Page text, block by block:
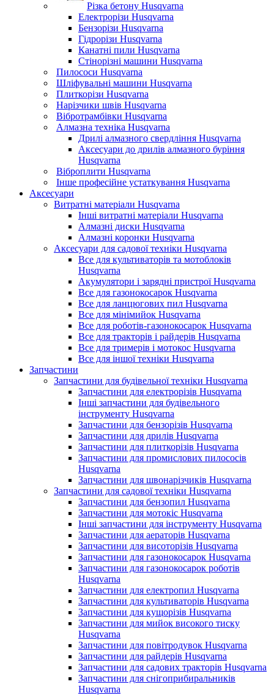
Різка бетону Husqvarna
Електрорізи Husqvarna
Бензорізи Husqvarna
Гідрорізи Husqvarna
Канатні пили Husqvarna
Стінорізні машини Husqvarna
Пилососи Husqvarna
Шліфувальні машини Husqvarna
Плиткорізи Husqvarna
Нарізчики швів Husqvarna
Вібротрамбівки Husqvarna
Алмазна техніка Husqvarna
Дрилі алмазного свердління Husqvarna
Аксесуари до дрилів алмазного буріння
Husqvarna
Віброплити Husqvarna
Інше професійне устаткування Husqvarna
Аксесуари
Витратні матеріали Husqvarna
Інші витратні матеріали Husqvarna
Алмазні диски Husqvarna
Алмазні коронки Husqvarna
Аксесуари для садової техніки Husqvarna
Все для культиваторів та мотоблоків
Husqvarna
Акумулятори і зарядні пристрої Husqvarna
Все для газонокосарок Husqvarna
Все для ланцюгових пил Husqvarna
Все для мінімийок Husqvarna
Все для роботів-газонокосарок Husqvarna
Все для тракторів і райдерів Husqvarna
Все для тримерів і мотокос Husqvarna
Все для іншої техніки Husqvarna
Запчастини
Запчастини для будівельної техніки Husqvarna
Запчастини для електрорізів Husqvarna
Інші запчастини для будівельного
інструменту Husqvarna
Запчастини для бензорізів Husqvarna
Запчастини для дрилів Husqvarna
Запчастини для плиткорізів Husqvarna
Запчастини для промислових пилососів
Husqvarna
Запчастини для швонарізчиків Husqvarna
Запчастини для садової техніки Husqvarna
Запчастини для бензопил Husqvarna
Запчастини для мотокіс Husqvarna
Інші запчастини для інструменту Husqvarna
Запчастини для аераторів Husqvarna
Запчастини для висоторізів Husqvarna
Запчастини для газонокосарок Husqvarna
Запчастини для газонокосарок роботів
Husqvarna
Запчастини для електропил Husqvarna
Запчастини для культиваторів Husqvarna
Запчастини для кущорізів Husqvarna
Запчастини для мийок високого тиску
Husqvarna
Запчастини для повітродувок Husqvarna
Запчастини для райдерів Husqvarna
Запчастини для садових тракторів Husqvarna
Запчастини для снігоприбиральників
Husqvarna